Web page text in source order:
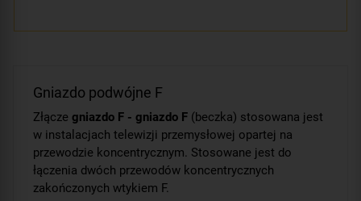
Gniazdo podwójne F
Złącze gniazdo F - gniazdo F (beczka) stosowana jest
w instalacjach telewizji przemysłowej opartej na
przewodzie koncentrycznym. Stosowane jest do
łączenia dwóch przewodów koncentrycznych
zakończonych wtykiem F.